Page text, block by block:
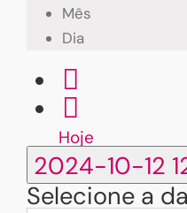
Mês
Dia
Hoje
2024-10-12
Selecione a